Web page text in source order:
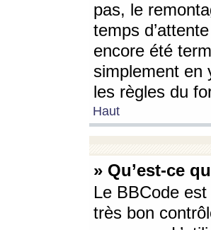
pas, le
temps
encore été
simplement en
les règles du
Haut
» Qu’est-ce
Le BBCode
très bon